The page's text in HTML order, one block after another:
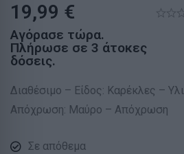
19,99 €
Αγόρασε τώρα.
Πλήρωσε σε 3 άτοκες
δόσεις.
Διαθέσιμο – Είδος: Καρέκλες –
Απόχρωση: Μαύρο – Απόχρωση
Σε απόθεμα